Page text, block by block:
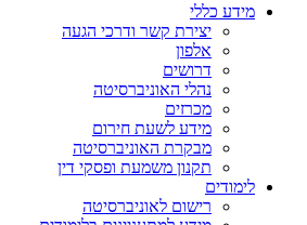
מידע כללי
יצירת קשר ודרכי הגעה
אלפון
דרושים
נהלי האוניברסיטה
מכרזים
מידע לשעת חירום
מבקרת האוניברסיטה
תקנון משמעת ופסקי דין
לימודים
רישום לאוניברסיטה